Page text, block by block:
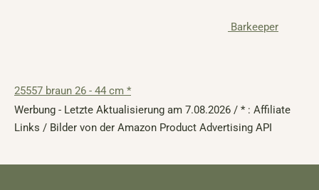
Barkeeper
25557 braun 26 - 44 cm *
Werbung - Letzte Aktualisierung am 7.08.2026 / * : Affiliate
Links / Bilder von der Amazon Product Advertising API